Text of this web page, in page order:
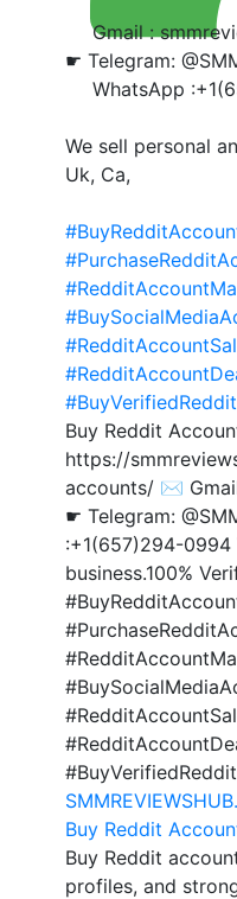
Gmail :
☛ Telegram:
WhatsApp
We sell personal
Uk, Ca,
Buy Reddit
https://
accounts/ ✉️
☛ Telegram:
:+1(657)294-0994
business.100%
Buy Reddit
Buy Reddit
profiles, and